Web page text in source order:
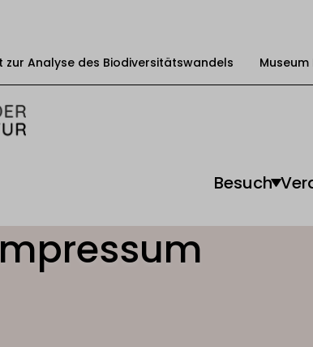
zur Analyse des Biodiversitätswandels Museum
Besuch